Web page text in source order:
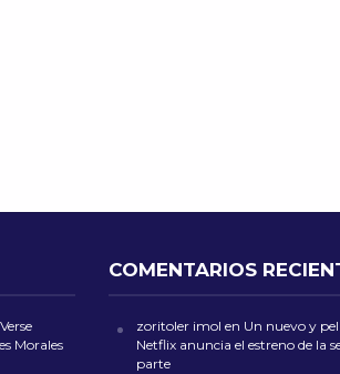
Morales
COMENTARIOS
zoritoler imol en Un nuevo y
Netflix anuncia el estreno de la
parte